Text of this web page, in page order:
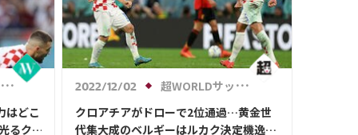
はどこ
るク
2022/12/02
超WORLDサッカー!
クロアチアがドローで2位通過…黄金世
代集大成のベルギーはルカク決定機逸響